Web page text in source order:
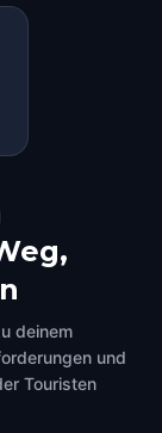
deinem
und
Touristen